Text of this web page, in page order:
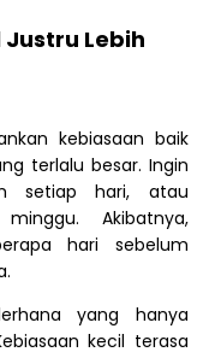
Lebih
kebiasaan baik
terlalu besar. Ingin
setiap hari, atau
Akibatnya,
hari sebelum
yang hanya
kecil terasa